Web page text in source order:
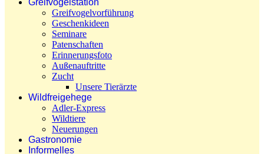
Greifvogelvorführung
Geschenkideen
Seminare
Patenschaften
Erinnerungsfoto
Außenauftritte
Zucht
Unsere Tierärzte
Wildfreigehege
Adler-Express
Wildtiere
Neuerungen
Gastronomie
Informelles